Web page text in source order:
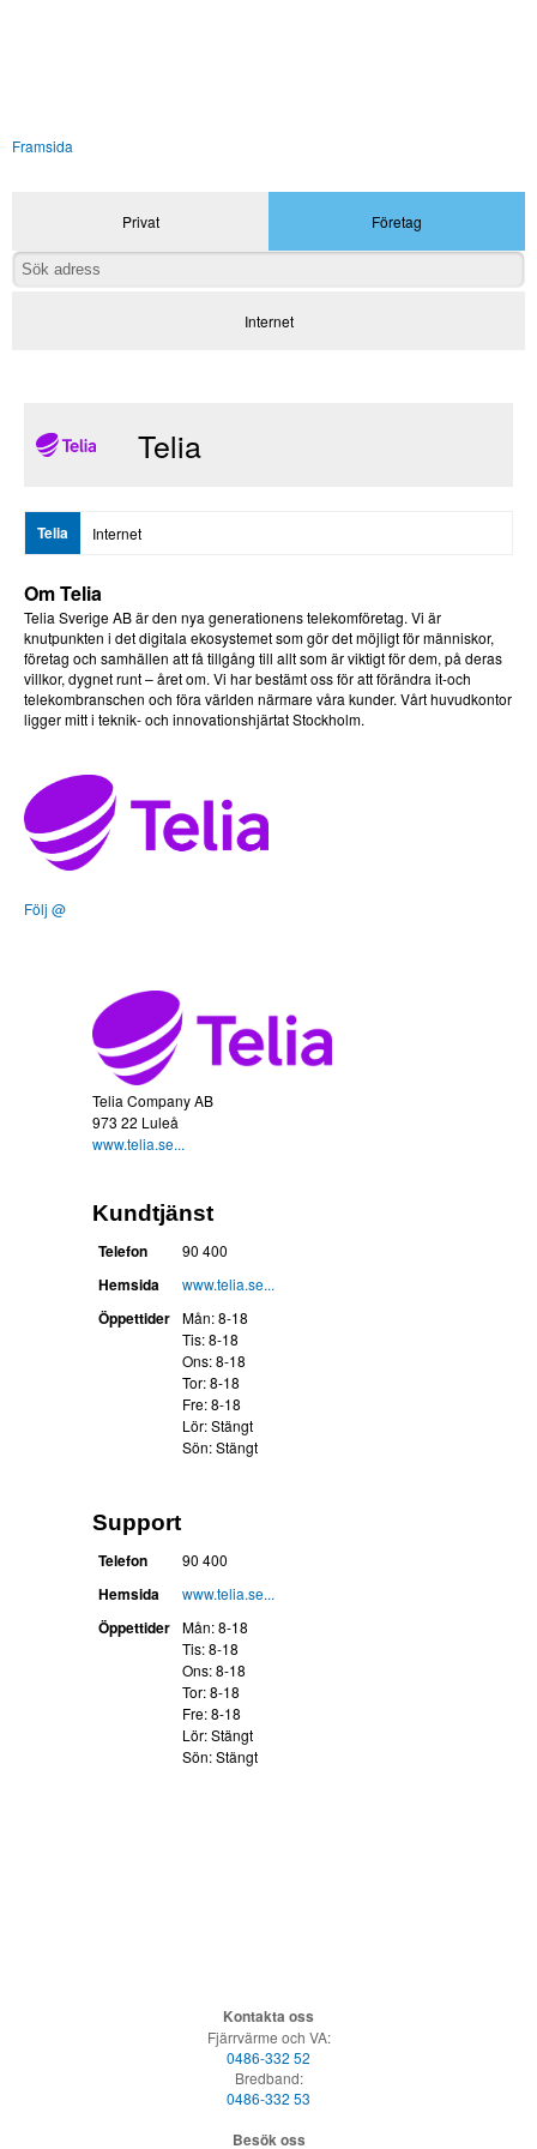
Framsida
Privat Företag
Internet
Telia
Telia Internet
Om Telia
Telia Sverige AB är den nya generationens telekomföretag. Vi är
knutpunkten i det digitala ekosystemet som gör det möjligt för människor,
företag och samhällen att få tillgång till allt som är viktigt för dem, på deras
villkor, dygnet runt – året om. Vi har bestämt oss för att förändra it-och
telekombranschen och föra världen närmare våra kunder. Vårt huvudkontor
ligger mitt i teknik- och innovationshjärtat Stockholm.
Följ @
Telia Company AB
973 22 Luleå
www.telia.se...
Kundtjänst
Telefon 90 400
Hemsida www.telia.se...
Öppettider
Mån: 8-18
Tis: 8-18
Ons: 8-18
Tor: 8-18
Fre: 8-18
Lör: Stängt
Sön: Stängt
Support
Telefon 90 400
Hemsida www.telia.se...
Öppettider
Mån: 8-18
Tis: 8-18
Ons: 8-18
Tor: 8-18
Fre: 8-18
Lör: Stängt
Sön: Stängt
Kontakta oss
Fjärrvärme och VA:
0486-332 52
Bredband:
0486-332 53
Besök oss